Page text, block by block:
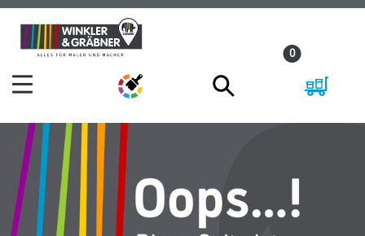
Zum
Inhalt
Zum
Navigationsmenü
0